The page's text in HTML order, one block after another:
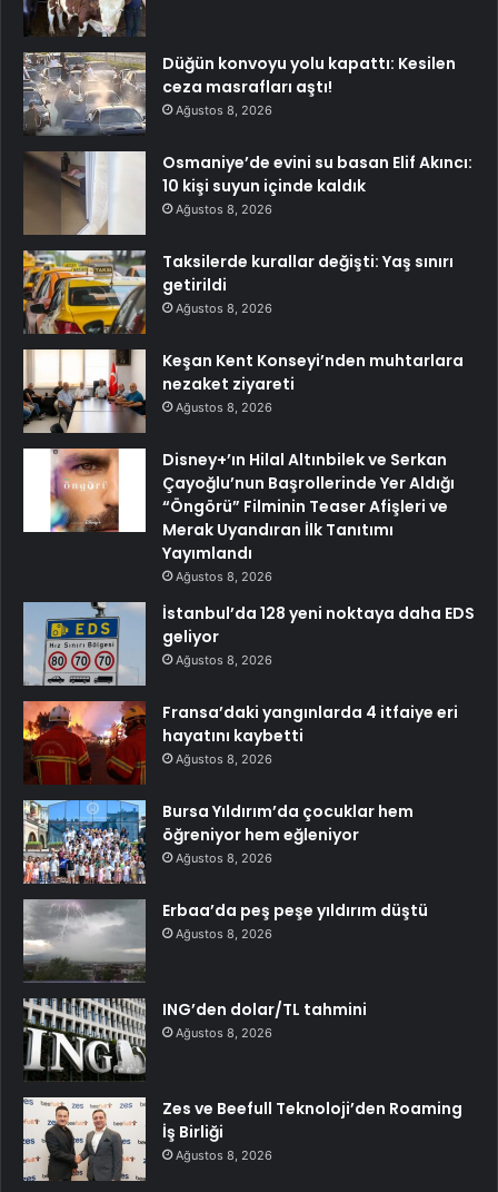
Düğün konvoyu yolu kapattı: Kesilen
ceza masrafları aştı!
Ağustos 8, 2026
Osmaniye’de evini su basan Elif Akıncı:
10 kişi suyun içinde kaldık
Ağustos 8, 2026
Taksilerde kurallar değişti: Yaş sınırı
getirildi
Ağustos 8, 2026
Keşan Kent Konseyi’nden muhtarlara
nezaket ziyareti
Ağustos 8, 2026
Disney+’ın Hilal Altınbilek ve Serkan
Çayoğlu’nun Başrollerinde Yer Aldığı
“Öngörü” Filminin Teaser Afişleri ve
Merak Uyandıran İlk Tanıtımı
Yayımlandı
Ağustos 8, 2026
İstanbul’da 128 yeni noktaya daha EDS
geliyor
Ağustos 8, 2026
Fransa’daki yangınlarda 4 itfaiye eri
hayatını kaybetti
Ağustos 8, 2026
Bursa Yıldırım’da çocuklar hem
öğreniyor hem eğleniyor
Ağustos 8, 2026
Erbaa’da peş peşe yıldırım düştü
Ağustos 8, 2026
ING’den dolar/TL tahmini
Ağustos 8, 2026
Zes ve Beefull Teknoloji’den Roaming
İş Birliği
Ağustos 8, 2026